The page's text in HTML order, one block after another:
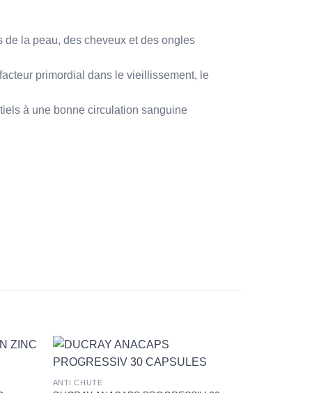
de la peau, des cheveux et des ongles
primordial dans le vieillissement, le
à une bonne circulation sanguine
+
ANTI CHUTE